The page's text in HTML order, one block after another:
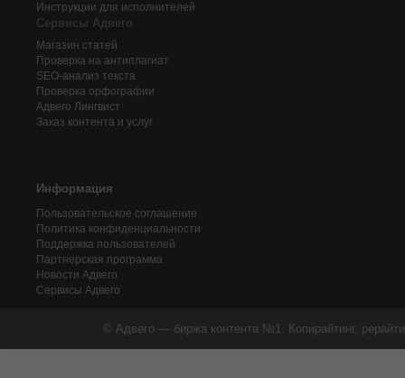
Инструкции для исполнителей
Сервисы Адвего
Магазин статей
Проверка на антиплагиат
SEO-анализ текста
Проверка орфографии
Адвего Лингвист
Заказ контента и услуг
Информация
Пользовательское соглашение
Политика конфиденциальности
Поддержка пользователей
Партнерская программа
Новости Адвего
Сервисы Адвего
© Адвего — биржа контента №1. Копирайтинг,